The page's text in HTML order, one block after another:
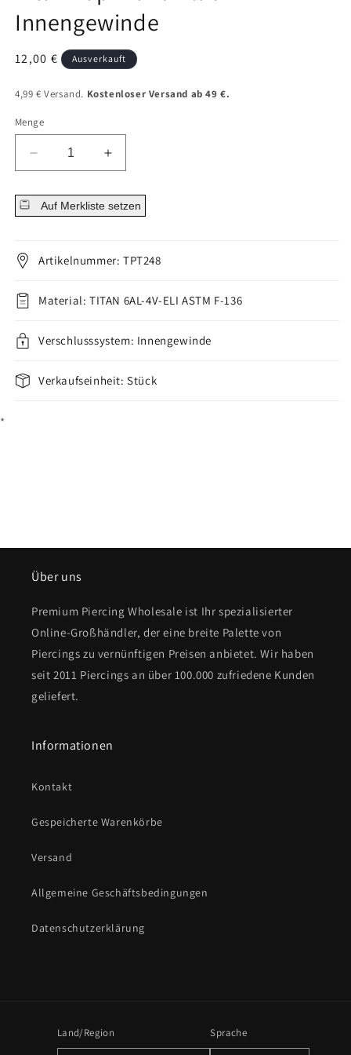
Innengewinde
Normaler
12,00 € Ausverkauft
4,99 € Versand. Kostenloser Versand ab 49 €.
Menge
Menge
für
Titan
Top
Innengewinde
Menge
für
Titan
Top
Innengewinde
Auf Merkliste setzen
Artikelnummer: TPT248
Material: TITAN 6AL-4V-ELI ASTM F-136
Verschlusssystem: Innengewinde
Verkaufseinheit: Stück
*
Über uns
Premium Piercing Wholesale ist Ihr spezialisierter
Online-Großhändler, der eine breite Palette von
Piercings zu vernünftigen Preisen anbietet. Wir haben
seit 2011 Piercings an über 100.000 zufriedene Kunden
geliefert.
Informationen
Kontakt
Gespeicherte Warenkörbe
Versand
Allgemeine Geschäftsbedingungen
Datenschutzerklärung
Land/Region Sprache